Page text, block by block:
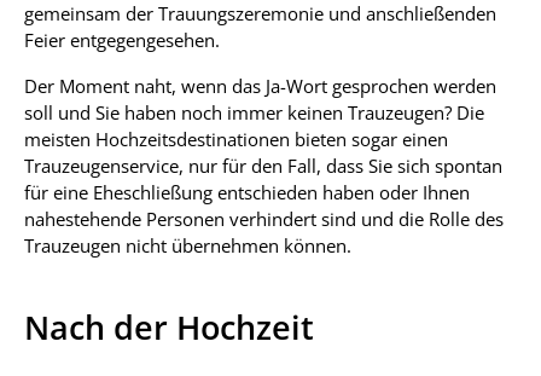
gemeinsam der Trauungszeremonie und anschließenden
Feier entgegengesehen.
Der Moment naht, wenn das Ja-Wort gesprochen werden
soll und Sie haben noch immer keinen Trauzeugen? Die
meisten Hochzeitsdestinationen bieten sogar einen
Trauzeugenservice, nur für den Fall, dass Sie sich spontan
für eine Eheschließung entschieden haben oder Ihnen
nahestehende Personen verhindert sind und die Rolle des
Trauzeugen nicht übernehmen können.
Nach der Hochzeit